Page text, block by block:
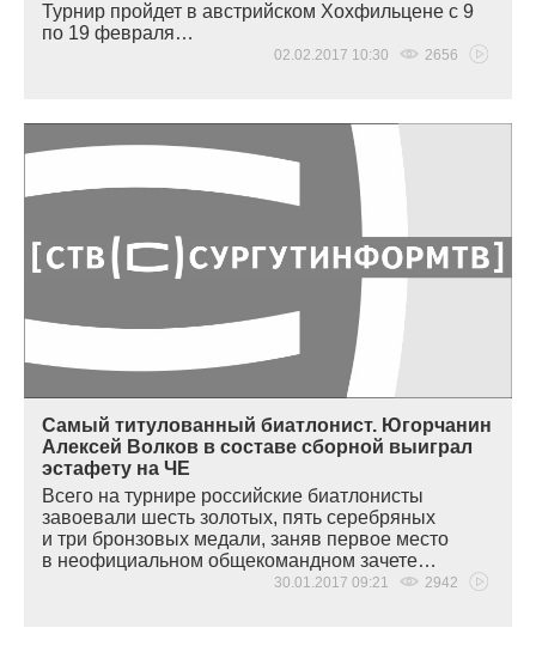
Турнир пройдет в австрийском Хохфильцене с 9
по 19 февраля…
02.02.2017 10:30 2656
Самый титулованный биатлонист. Югорчанин
Алексей Волков в составе сборной выиграл
эстафету на ЧЕ
Всего на турнире российские биатлонисты
завоевали шесть золотых, пять серебряных
и три бронзовых медали, заняв первое место
в неофициальном общекомандном зачете…
30.01.2017 09:21 2942